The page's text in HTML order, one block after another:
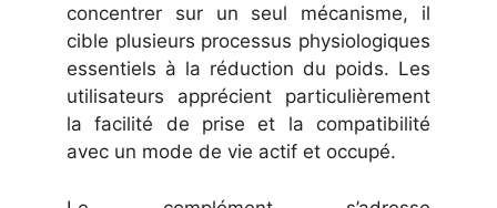
concentrer sur un seul mécanisme, il
cible plusieurs processus physiologiques
essentiels à la réduction du poids. Les
utilisateurs apprécient particulièrement
la facilité de prise et la compatibilité
avec un mode de vie actif et occupé.